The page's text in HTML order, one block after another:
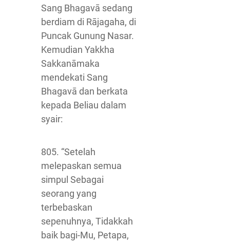
Sang Bhagavā sedang
berdiam di Rājagaha, di
Puncak Gunung Nasar.
Kemudian Yakkha
Sakkanāmaka
mendekati Sang
Bhagavā dan berkata
kepada Beliau dalam
syair:
805. “Setelah
melepaskan semua
simpul Sebagai
seorang yang
terbebaskan
sepenuhnya, Tidakkah
baik bagi-Mu, Petapa,